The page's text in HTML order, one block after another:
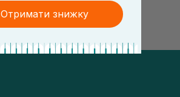
Отримати знижку